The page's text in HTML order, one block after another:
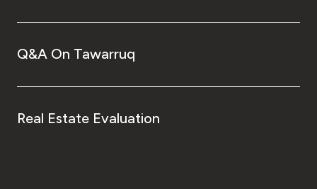
Q&A On Tawarruq
Real Estate Evaluation